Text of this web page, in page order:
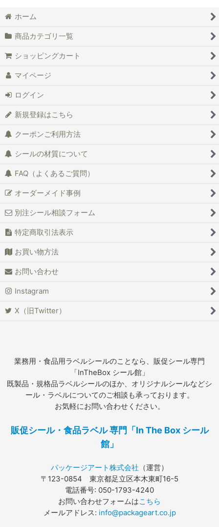
ホーム
商品カテゴリ一覧
ショッピングカート
マイページ
ログイン
新規登録はこちら
クーポンご利用方法
シールの材質について
FAQ（よくあるご質問）
オーダーメイド事例
別注シール相談フォーム
特定商取引法表示
お買い物方法
お問い合わせ
Instagram
X（旧Twitter）
業務用・食品用ラベルシールのことなら、販促シール専門
「InTheBox シール館」
既製品・規格品ラベルシールのほか、オリジナルシールなどシ
ール・ラベルについてのご相談も承っております。
お気軽にお問い合わせください。
販促シール・食品ラベル 専門「In The Box シール
館」
パッケージアート株式会社 （運営）
〒123-0854 東京都足立区本木東町16-5
電話番号: 050-1793-4240
お問い合わせフォームはこちら
メールアドレス: info@packageart.co.jp